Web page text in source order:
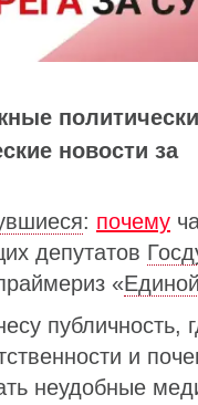
новости за
: почему
депутатов
«
публичность,
и
неудобные